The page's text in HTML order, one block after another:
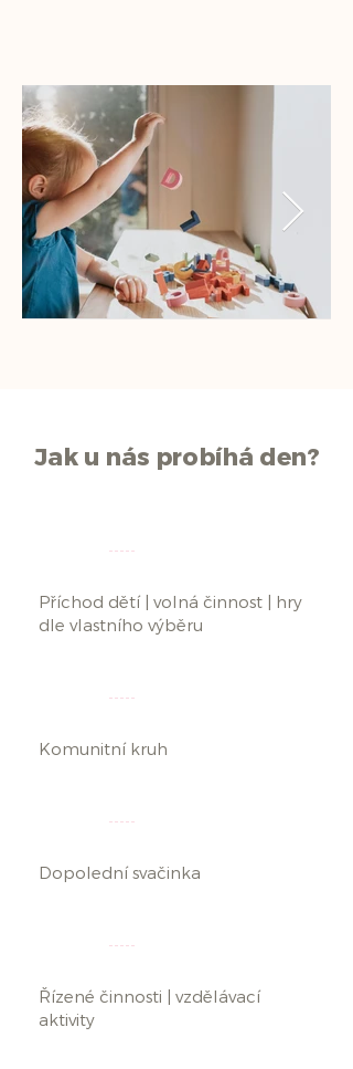
Jak u nás probíhá den?
Příchod dětí | volná činnost | hry
dle vlastního výběru
Komunitní kruh
Dopolední svačinka
Řízené činnosti | vzdělávací
aktivity